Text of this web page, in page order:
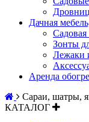
Дачная
Зонты
Лежаки
Аренда
Сараи, шатры,
КАТАЛОГ